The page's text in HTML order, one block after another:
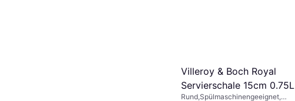
Villeroy & Boch Royal
Servierschale 15cm 0.75L
Rund,Spülmaschinengeeignet,